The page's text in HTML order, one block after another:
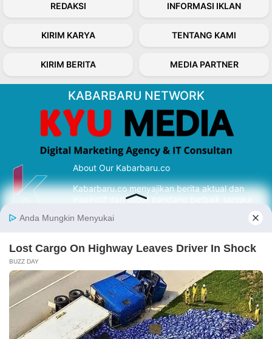
REDAKSI INFORMASI IKLAN
KIRIM KARYA TENTANG KAMI
KIRIM BERITA MEDIA PARTNER
KABARBARU NETWORK
About Our Kabarbaru.co
Kabarbaru.co menyajikan berita aktual dan
inspiratif dari sudut pandang berbaik sangka